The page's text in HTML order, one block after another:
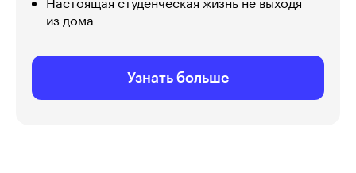
Настоящая студенческая жизнь не выходя
из дома
Узнать больше